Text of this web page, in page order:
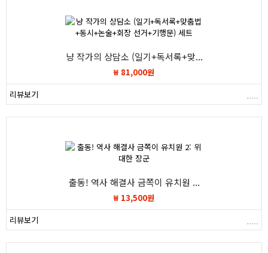
냥 작가의 상담소 (일기+독서록+맞...
₩ 81,000원
리뷰보기
출동! 역사 해결사 금쪽이 유치원 ...
₩ 13,500원
리뷰보기